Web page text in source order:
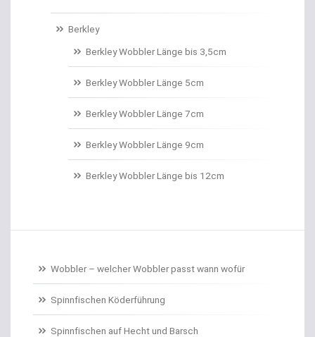
Bauchtaschen
Bedchairs
Birnenbleie
Bissanzeiger
Bivytable
Bleisets
Berkley
Berkley Wobbler Länge bis 3,5cm
Berkley Wobbler Länge 5cm
Berkley Wobbler Länge 7cm
Berkley Wobbler Länge 9cm
Berkley Wobbler Länge bis 12cm
Wobbler – welcher Wobbler passt wann wofür
Spinnfischen Köderführung
Spinnfischen auf Hecht und Barsch